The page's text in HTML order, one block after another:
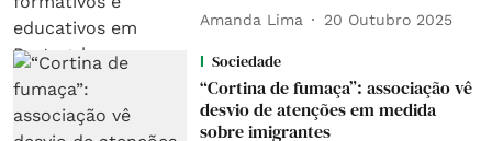
Amanda Lima 20 Outubro 2025
Sociedade
“Cortina de fumaça”: associação vê
desvio de atenções em medida
sobre imigrantes